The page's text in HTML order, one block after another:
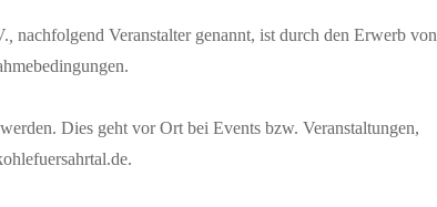
nachfolgend Veranstalter genannt, ist durch den Erwerb von
Dies geht vor Ort bei Events bzw. Veranstaltungen,